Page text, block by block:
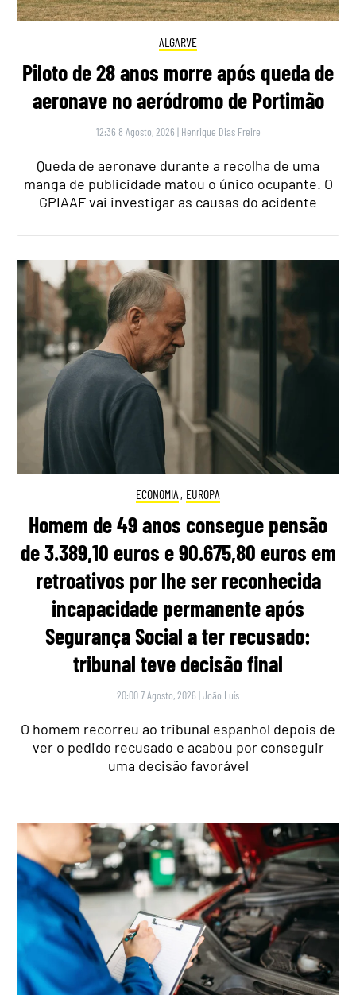
ALGARVE
Piloto de 28 anos morre após queda de
aeronave no aeródromo de Portimão
12:36 8 Agosto, 2026 | Henrique Dias Freire
Queda de aeronave durante a recolha de uma
manga de publicidade matou o único ocupante. O
GPIAAF vai investigar as causas do acidente
ECONOMIA , EUROPA
Homem de 49 anos consegue pensão
de 3.389,10 euros e 90.675,80 euros em
retroativos por lhe ser reconhecida
incapacidade permanente após
Segurança Social a ter recusado:
tribunal teve decisão final
20:00 7 Agosto, 2026 |João Luís
O homem recorreu ao tribunal espanhol depois de
ver o pedido recusado e acabou por conseguir
uma decisão favorável